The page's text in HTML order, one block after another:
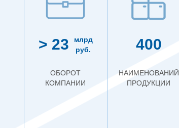
> 23
млрд
руб.
ОБОРОТ
КОМПАНИИ
400
НАИМЕНОВАНИЙ
ПРОДУКЦИИ